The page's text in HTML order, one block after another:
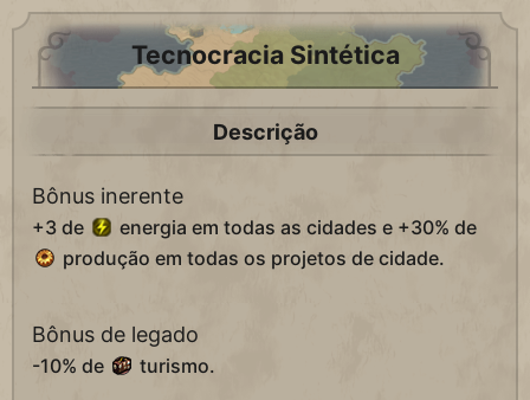
Tecnocracia Sintética
Descrição
Bônus inerente
+3 de
energia em todas as cidades e +30% de
produção em todas os projetos de cidade.
Bônus de legado
-10% de turismo.